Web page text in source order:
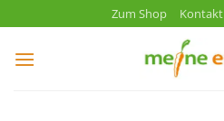
Inhalt
springen
Zum Shop Kontakt